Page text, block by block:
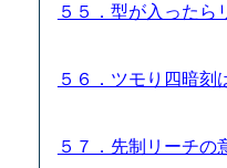
５５．型が入った
５６．ツモり四暗
５７．先制リーチ